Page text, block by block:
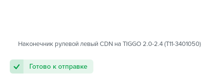
Наконечник рулевой левый CDN на TIGGO 2.0-2.4 (T11-3401050)
Готово к отправке